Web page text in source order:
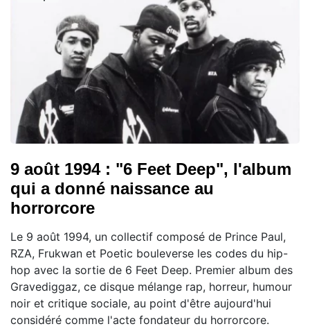
9 août 1994 : "6 Feet Deep", l'album
qui a donné naissance au
horrorcore
Le 9 août 1994, un collectif composé de Prince Paul,
RZA, Frukwan et Poetic bouleverse les codes du hip-
hop avec la sortie de 6 Feet Deep. Premier album des
Gravediggaz, ce disque mélange rap, horreur, humour
noir et critique sociale, au point d'être aujourd'hui
considéré comme l'acte fondateur du horrorcore.